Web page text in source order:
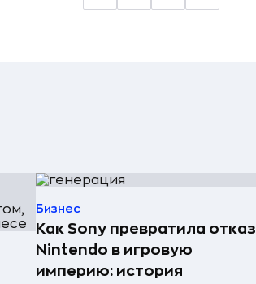
Бизнес
Как Sony превратила отказ
Nintendo в игровую
империю: история